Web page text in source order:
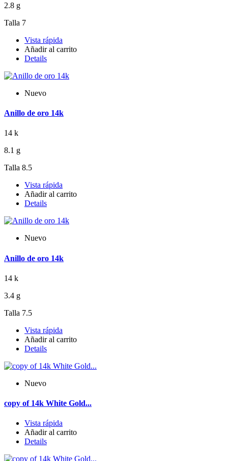
2.8 g
Talla 7
Vista rápida
Añadir al carrito
Details
Nuevo
Anillo de oro 14k
14 k
8.1 g
Talla 8.5
Vista rápida
Añadir al carrito
Details
Nuevo
Anillo de oro 14k
14 k
3.4 g
Talla 7.5
Vista rápida
Añadir al carrito
Details
Nuevo
copy of 14k White Gold...
Vista rápida
Añadir al carrito
Details